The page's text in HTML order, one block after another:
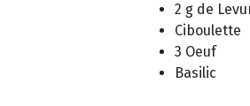
2 g de
Ciboulette
3 Oeuf
Basilic